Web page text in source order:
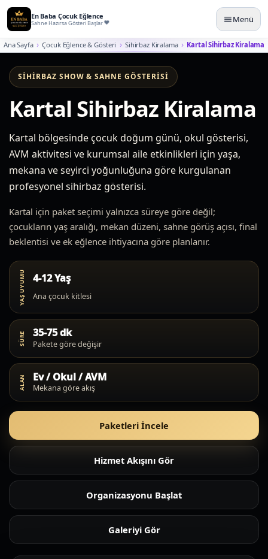
En Baba Çocuk Eğlence
Sahne Hazırsa Gösteri Başlar Menü
Ana Sayfa Çocuk Eğlence & Gösteri Sihirbaz Kiralama Kartal Sihirbaz Kiralama
SIHIRBAZ SHOW & SAHNE GÖSTERISI
Kartal Sihirbaz Kiralama
Kartal bölgesinde çocuk doğum günü, okul gösterisi,
AVM aktivitesi ve kurumsal aile etkinlikleri için yaşa,
mekana ve seyirci yoğunluğuna göre kurgulanan
profesyonel sihirbaz gösterisi.
Kartal için paket seçimi yalnızca süreye göre değil;
çocukların yaş aralığı, mekan düzeni, sahne görüş açısı, final
beklentisi ve ek eğlence ihtiyacına göre planlanır.
YAŞ UYUMU 4-12 Yaş
Ana çocuk kitlesi
SÜRE 35-75 dk
Pakete göre değişir
ALAN Ev / Okul / AVM
Mekana göre akış
Paketleri İncele
Hizmet Akışını Gör
Organizasyonu Başlat
Galeriyi Gör